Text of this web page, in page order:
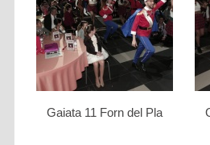
Gaiata 11 Forn del Pla